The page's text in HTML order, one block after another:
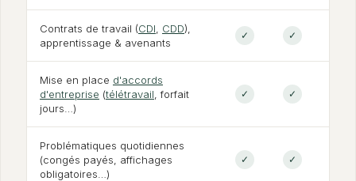
Contrats de travail (CDI CDD),
apprentissage & avenants
✓ ✓
Mise en place d'accords
d'entreprise (télétravail , forfait
jours…)
✓ ✓
Problématiques quotidiennes
(congés payés, affichages
obligatoires…)
✓ ✓